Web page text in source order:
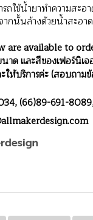
รถใช้น้ำยาทำความสะ
ากนั้นล้างด้วยน้ำสะอา
are available to
าด และสีของเฟอร์นิเจ
ห้บริการค่ะ (สอบถาม
,(66)89-691-8089